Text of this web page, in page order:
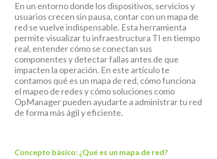
En un entorno donde los dispositivos, servicios y
usuarios crecen sin pausa, contar con un mapa de
red se vuelve indispensable. Esta herramienta
permite visualizar tu infraestructura TI en tiempo
real, entender cómo se conectan sus
componentes y detectar fallas antes de que
impacten la operación. En este artículo te
contamos qué es un mapa de red, cómo funciona
el mapeo de redes y cómo soluciones como
OpManager pueden ayudarte a administrar tu red
de forma más ágil y eficiente.
Concepto básico: ¿Qué es un mapa de red?